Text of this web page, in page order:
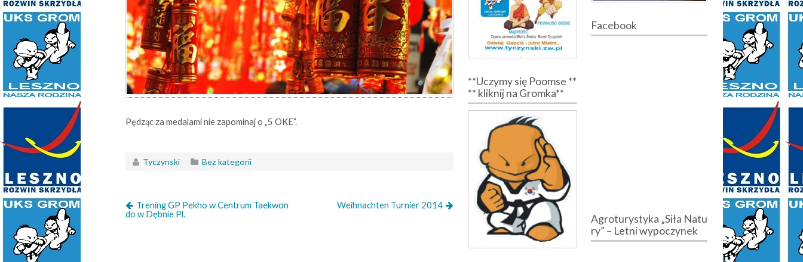
Pędząc za medalami nie zapominaj o „5 OKE”.
Tyczynski Bez kategorii
Trening GP Pekho w Centrum Taekwon
do w Dębnie Pl.
Weihnachten Turnier 2014
**Uczymy się Poomse **
** kliknij na Gromka**
Facebook
Agroturystyka „Siła Natu
ry” – Letni wypoczynek